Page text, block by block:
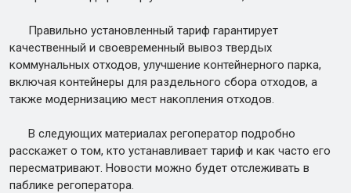
Правильно установленный тариф гарантирует
качественный и своевременный вывоз твердых
коммунальных отходов, улучшение контейнерного парка,
включая контейнеры для раздельного сбора отходов, а
также модернизацию мест накопления отходов.
В следующих материалах регоператор подробно
расскажет о том, кто устанавливает тариф и как часто его
пересматривают. Новости можно будет отслеживать в
паблике регоператора.